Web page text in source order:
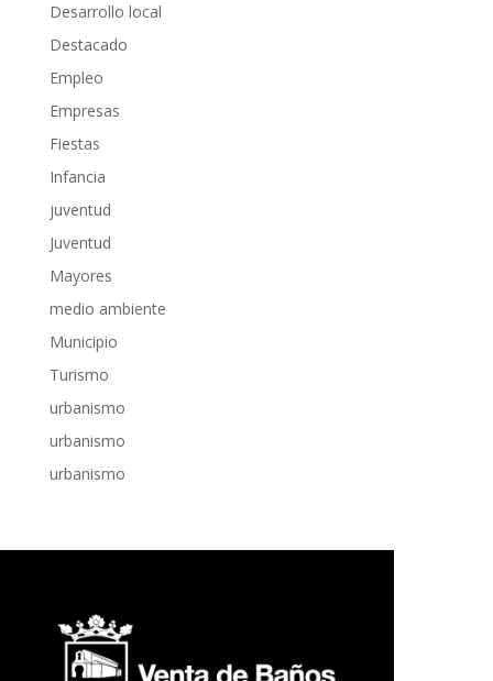
Desarrollo local
Destacado
Empleo
Empresas
Fiestas
Infancia
juventud
Juventud
Mayores
medio ambiente
Municipio
Turismo
urbanismo
urbanismo
urbanismo